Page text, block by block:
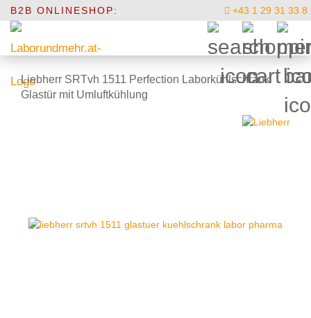
B2B ONLINESHOP: +43 1 29 31 33 8
Liebherr SRTvh 1511 Perfection Laborkühlschrank
Glastür mit Umluftkühlung